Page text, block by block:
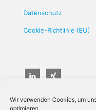
Wir verwenden Cookies, um
optimieren.
Datenschutz
Cookie-Richtlinie (EU)